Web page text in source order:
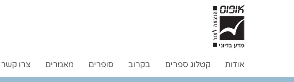
אודות קטלוג ספרים בקרוב סופרים מאמרים צרו קשר